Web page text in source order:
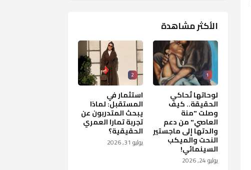
الأكثر مشاهدة
1
لوحاتها تُحاكي
الحقيقة.. كيف
وصلت "منة
العاصي" من دعم
والدتها إلى ماجستير
النحت والميكب
السينمائي!
يوليو 24, 2026
2
استثمار في
المستقبل: لماذا
يبحث المتدربون عن
تجربة تمارا العمري
الحقيقية؟
يوليو 31, 2026